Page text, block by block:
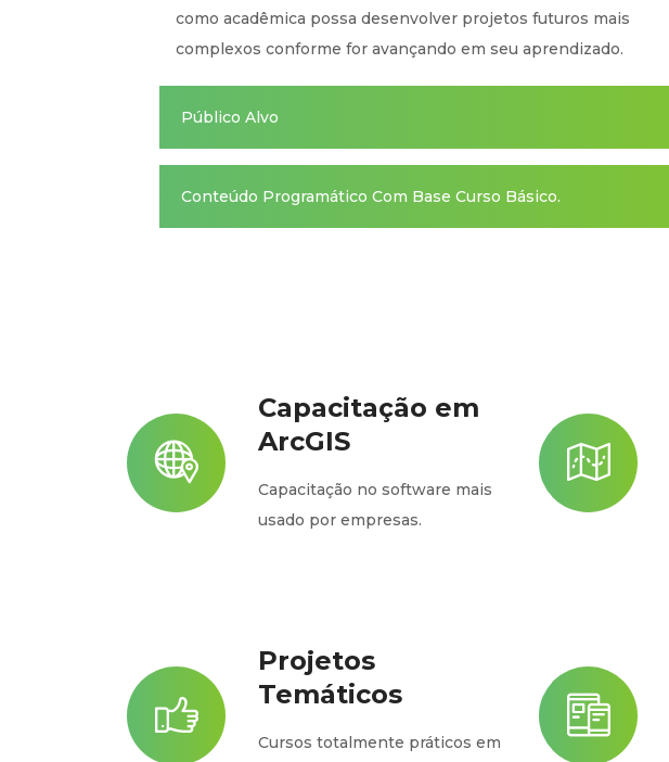
como acadêmica possa desenvolver projetos futuros mais
complexos conforme for avançando em seu aprendizado.
Público Alvo
Conteúdo Programático Com Base Curso Básico.
Capacitação em
ArcGIS
Capacitação no software mais
usado por empresas.
Projetos
Temáticos
Cursos totalmente práticos em